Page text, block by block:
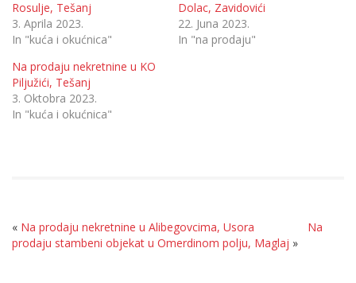
Rosulje, Tešanj
3. Aprila 2023.
In "kuća i okućnica"
Dolac, Zavidovići
22. Juna 2023.
In "na prodaju"
Na prodaju nekretnine u KO
Piljužići, Tešanj
3. Oktobra 2023.
In "kuća i okućnica"
« Na prodaju nekretnine u Alibegovcima, Usora
Na
prodaju stambeni objekat u Omerdinom polju, Maglaj »